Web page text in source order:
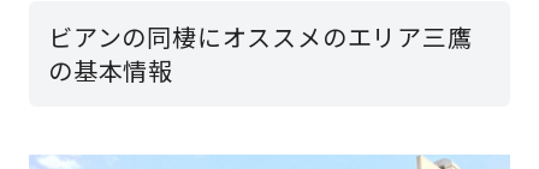
ビアンの同棲にオススメのエリア三鷹
の基本情報